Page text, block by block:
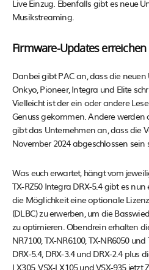
Live Einzug. Ebenfalls gibt es neue
Musikstreaming.
Firmware-Updates
Danbei gibt PAC an, dass die neuen
Onkyo, Pioneer, Integra und Elite
Vielleicht ist der ein oder andere
Genuss gekommen. Andere
gibt das Unternehmen an, dass die
November 2024 abgeschlossen sein
Was euch erwartet, hängt vom
TX-RZ50 Integra DRX-5.4 gibt es
die Möglichkeit eine optionale
(DLBC) zu erwerben, um die
zu optimieren. Obendrein erhalten
NR7100, TX-NR6100, TX-NR6050
DRX-5.4, DRX-3.4 und DRX-2.4 plus
LX305, VSX-LX105 und VSX-935